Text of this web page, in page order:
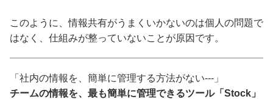
このように、情報共有がうまくいかないのは個人の問題で
はなく、仕組みが整っていないことが原因です。
「社内の情報を、簡単に管理する方法がない---」
チームの情報を、最も簡単に管理できるツール「Stock」